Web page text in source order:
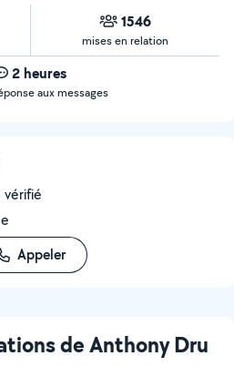
1546
mises en relation
2 heures
aux messages
Appeler
de Anthony Dru